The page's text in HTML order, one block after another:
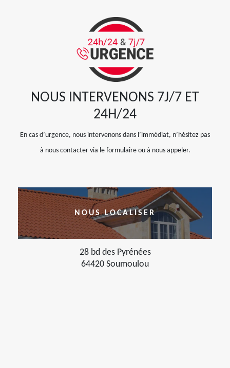
NOUS INTERVENONS 7J/7 ET
24H/24
En cas d’urgence, nous intervenons dans l’immédiat, n’hésitez pas
à nous contacter via le formulaire ou à nous appeler.
NOUS LOCALISER
28 bd des Pyrénées
64420 Soumoulou